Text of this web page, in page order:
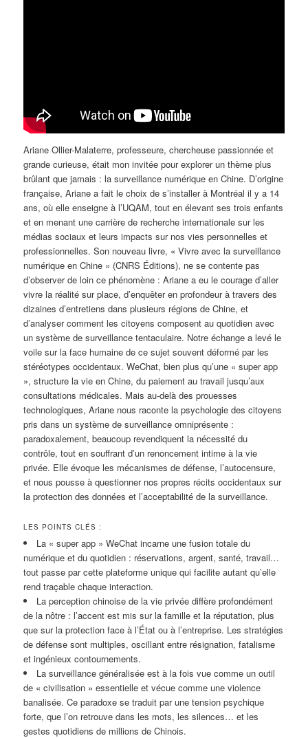
Ariane Ollier-Malaterre, professeure, chercheuse passionnée et
grande curieuse, était mon invitée pour explorer un thème plus
brûlant que jamais : la surveillance numérique en Chine. D’origine
française, Ariane a fait le choix de s’installer à Montréal il y a 14
ans, où elle enseigne à l’UQAM, tout en élevant ses trois enfants
et en menant une carrière de recherche internationale sur les
médias sociaux et leurs impacts sur nos vies personnelles et
professionnelles. Son nouveau livre, « Vivre avec la surveillance
numérique en Chine » (CNRS Éditions), ne se contente pas
d’observer de loin ce phénomène : Ariane a eu le courage d’aller
vivre la réalité sur place, d’enquêter en profondeur à travers des
dizaines d’entretiens dans plusieurs régions de Chine, et
d’analyser comment les citoyens composent au quotidien avec
un système de surveillance tentaculaire. Notre échange a levé le
voile sur la face humaine de ce sujet souvent déformé par les
stéréotypes occidentaux. WeChat, bien plus qu’une « super app
», structure la vie en Chine, du paiement au travail jusqu’aux
consultations médicales. Mais au-delà des prouesses
technologiques, Ariane nous raconte la psychologie des citoyens
pris dans un système de surveillance omniprésente :
paradoxalement, beaucoup revendiquent la nécessité du
contrôle, tout en souffrant d’un renoncement intime à la vie
privée. Elle évoque les mécanismes de défense, l’autocensure,
et nous pousse à questionner nos propres récits occidentaux sur
la protection des données et l’acceptabilité de la surveillance.
LES POINTS CLÉS :
La « super app » WeChat incarne une fusion totale du
numérique et du quotidien : réservations, argent, santé, travail…
tout passe par cette plateforme unique qui facilite autant qu’elle
rend traçable chaque interaction.
La perception chinoise de la vie privée diffère profondément
de la nôtre : l’accent est mis sur la famille et la réputation, plus
que sur la protection face à l’État ou à l’entreprise. Les stratégies
de défense sont multiples, oscillant entre résignation, fatalisme
et ingénieux contournements.
La surveillance généralisée est à la fois vue comme un outil
de « civilisation » essentielle et vécue comme une violence
banalisée. Ce paradoxe se traduit par une tension psychique
forte, que l’on retrouve dans les mots, les silences… et les
gestes quotidiens de millions de Chinois.